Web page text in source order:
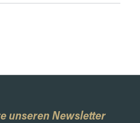
unseren Newsletter